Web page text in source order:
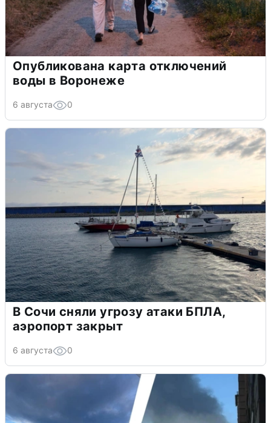
Опубликована карта отключений
воды в Воронеже
6 августа 0
В Сочи сняли угрозу атаки БПЛА,
аэропорт закрыт
6 августа 0